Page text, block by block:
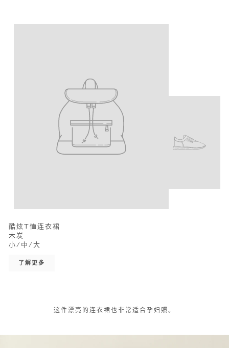
酷炫T恤连衣裙
木炭
小/中/大
了解更多
这件漂亮的连衣裙也非常适合孕妇照。